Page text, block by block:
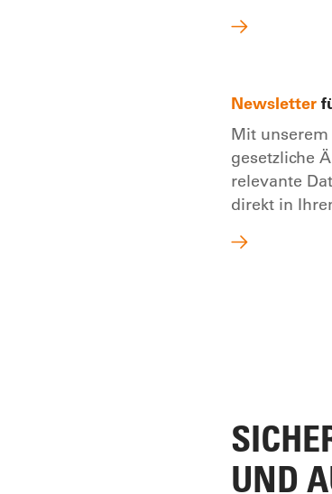
Newsletter
Mit
gesetzliche
relevante
direkt in
ND